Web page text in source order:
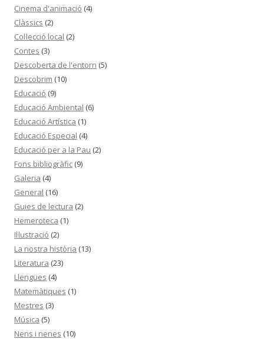
Cinema d'animació (4)
Clàssics (2)
Col·lecció local (2)
Contes (3)
Descoberta de l'entorn (5)
Descobrim (10)
Educació (9)
Educació Ambiental (6)
Educació Artística (1)
Educació Especial (4)
Educació per a la Pau (2)
Fons bibliogràfic (9)
Galeria (4)
General (16)
Guies de lectura (2)
Hemeroteca (1)
Il·lustració (2)
La nostra història (13)
Literatura (23)
Llengües (4)
Matemàtiques (1)
Mestres (3)
Música (5)
Nens i nenes (10)